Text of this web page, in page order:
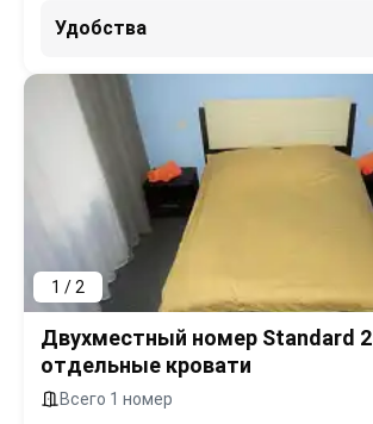
Удобства
1 / 2
Двухместный номер Standard 2
отдельные кровати
Всего 1 номер